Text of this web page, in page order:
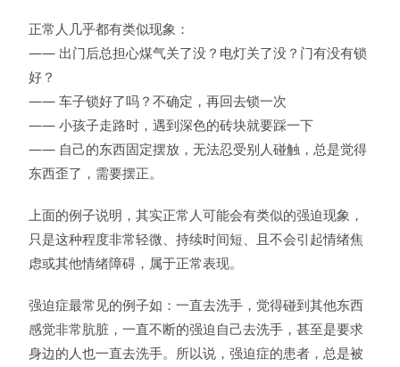
正常人几乎都有类似现象：
—— 出门后总担心煤气关了没？电灯关了没？门有没有锁
好？
—— 车子锁好了吗？不确定，再回去锁一次
—— 小孩子走路时，遇到深色的砖块就要踩一下
—— 自己的东西固定摆放，无法忍受别人碰触，总是觉得
东西歪了，需要摆正。
上面的例子说明，其实正常人可能会有类似的强迫现象，
只是这种程度非常轻微、持续时间短、且不会引起情绪焦
虑或其他情绪障碍，属于正常表现。
强迫症最常见的例子如：一直去洗手，觉得碰到其他东西
感觉非常肮脏，一直不断的强迫自己去洗手，甚至是要求
身边的人也一直去洗手。所以说，强迫症的患者，总是被